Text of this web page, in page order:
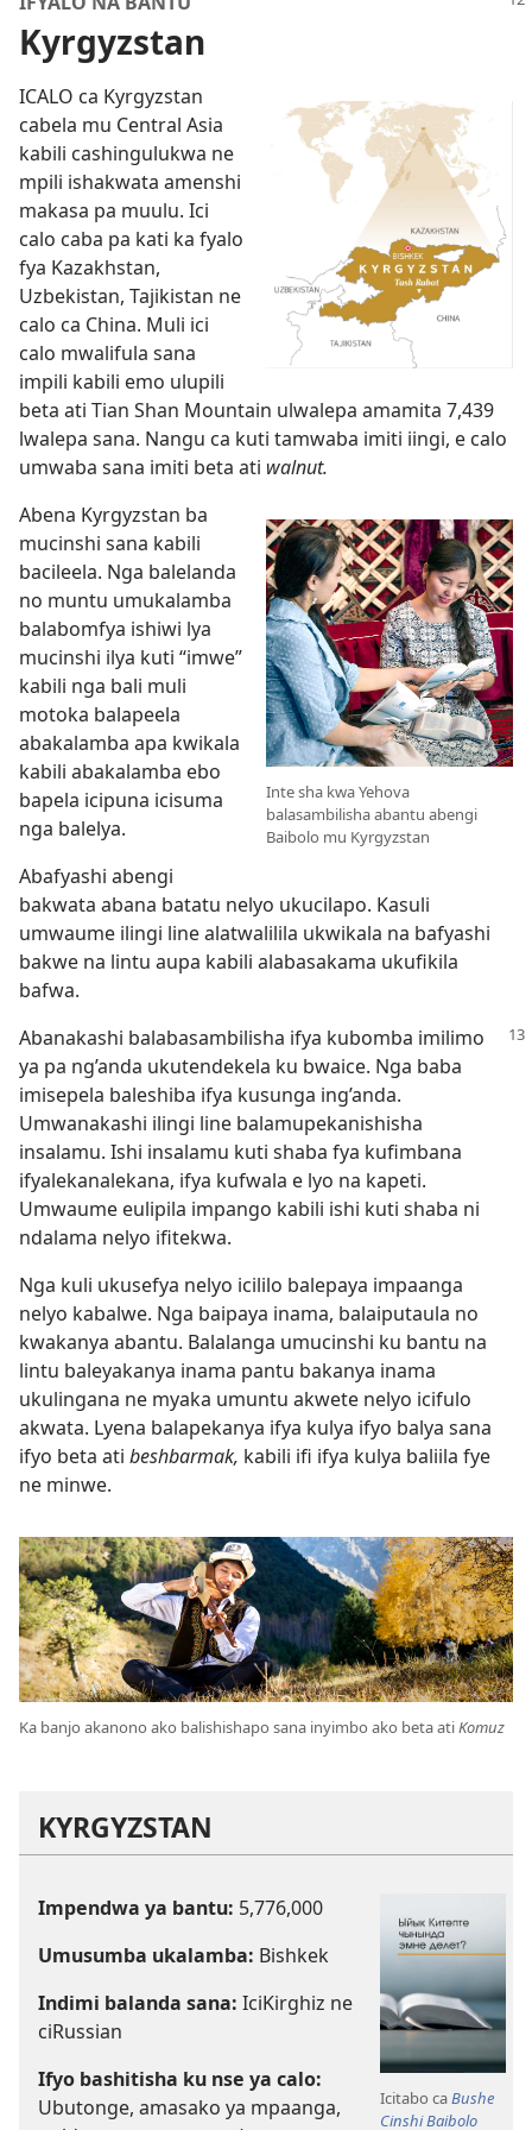
Kyrgyzstan
ICALO ca Kyrgyzstan
cabela mu Central Asia
kabili cashingulukwa ne
mpili ishakwata amenshi
makasa pa muulu. Ici
calo caba pa kati ka fyalo
fya Kazakhstan,
Uzbekistan, Tajikistan ne
calo ca China. Muli ici
calo mwalifula sana
impili kabili emo ulupili
beta ati Tian Shan Mountain ulwalepa amamita 7,439
lwalepa sana. Nangu ca kuti tamwaba imiti iingi, e calo
umwaba sana imiti beta ati walnut.
Inte sha kwa Yehova
balasambilisha abantu abengi
Baibolo mu Kyrgyzstan
Abena Kyrgyzstan ba
mucinshi sana kabili
bacileela. Nga balelanda
no muntu umukalamba
balabomfya ishiwi lya
mucinshi ilya kuti “imwe”
kabili nga bali muli
motoka balapeela
abakalamba apa kwikala
kabili abakalamba ebo
bapela icipuna icisuma
nga balelya.
Abafyashi abengi
bakwata abana batatu nelyo ukucilapo. Kasuli
umwaume ilingi line alatwalilila ukwikala na bafyashi
bakwe na lintu aupa kabili alabasakama ukufikila
bafwa.
Abanakashi balabasambilisha ifya kubomba imilimo
ya pa ng’anda ukutendekela ku bwaice. Nga baba
imisepela baleshiba ifya kusunga ing’anda.
Umwanakashi ilingi line balamupekanishisha
insalamu. Ishi insalamu kuti shaba fya kufimbana
ifyalekanalekana, ifya kufwala e lyo na kapeti.
Umwaume eulipila impango kabili ishi kuti shaba ni
ndalama nelyo ifitekwa.
Nga kuli ukusefya nelyo icililo balepaya impaanga
nelyo kabalwe. Nga baipaya inama, balaiputaula no
kwakanya abantu. Balalanga umucinshi ku bantu na
lintu baleyakanya inama pantu bakanya inama
ukulingana ne myaka umuntu akwete nelyo icifulo
akwata. Lyena balapekanya ifya kulya ifyo balya sana
ifyo beta ati beshbarmak, kabili ifi ifya kulya baliila fye
ne minwe.
Ka banjo akanono ako balishishapo sana inyimbo ako beta atiKomuz
KYRGYZSTAN
Icitabo caBushe
Cinshi Baibolo
Impendwa ya bantu: 5,776,000
Umusumba ukalamba: Bishkek
Indimi balanda sana: IciKirghiz ne
ciRussian
Ifyo bashitisha ku nse ya calo:
Ubutonge, amasako ya mpaanga,